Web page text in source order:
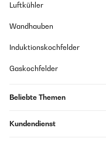
Luftkühler
Wandhauben
Induktionskochfelder
Gaskochfelder
Beliebte Themen
Kundendienst